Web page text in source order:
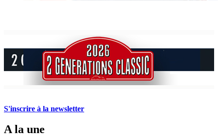
S'inscrire à la newsletter
A la une